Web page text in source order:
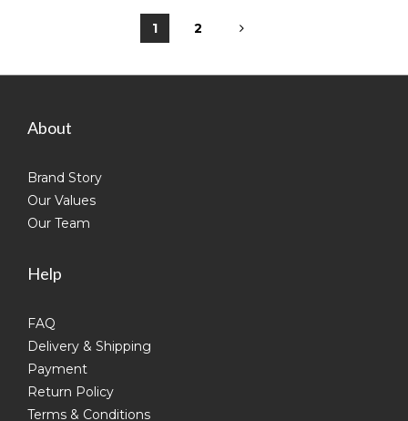
1 2
About
Brand Story
Our Values
Our Team
Help
FAQ
Delivery & Shipping
Payment
Return Policy
Terms & Conditions